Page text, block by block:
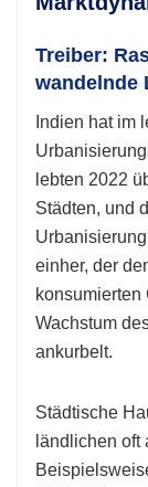
Treiber:
wandelnde
Indien hat im
lebten 2022
Städten, und
einher, der
konsumierten
Wachstum
ankurbelt.
Städtische
ländlichen oft